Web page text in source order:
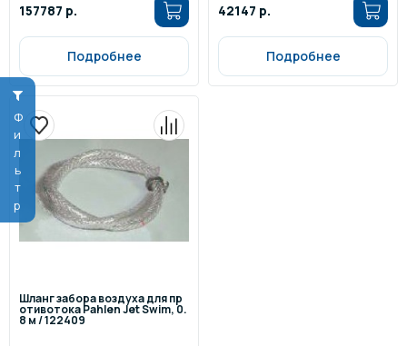
Фильтр
157787 р.
Подробнее
42147 р.
Подробнее
Шланг забора воздуха для пр
отивотока Pahlen Jet Swim, 0.
8 м / 122409